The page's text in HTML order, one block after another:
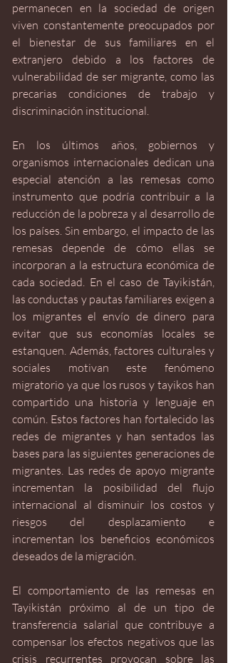
permanecen en la sociedad de origen
viven constantemente preocupados por
el bienestar de sus familiares en el
extranjero debido a los factores de
vulnerabilidad de ser migrante, como las
precarias condiciones de trabajo y
discriminación institucional.
En los últimos años, gobiernos y
organismos internacionales dedican una
especial atención a las remesas como
instrumento que podría contribuir a la
reducción de la pobreza y al desarrollo de
los países. Sin embargo, el impacto de las
remesas depende de cómo ellas se
incorporan a la estructura económica de
cada sociedad. En el caso de Tayikistán,
las conductas y pautas familiares exigen a
los migrantes el envío de dinero para
evitar que sus economías locales se
estanquen. Además, factores culturales y
sociales motivan este fenómeno
migratorio ya que los rusos y tayikos han
compartido una historia y lenguaje en
común. Estos factores han fortalecido las
redes de migrantes y han sentados las
bases para las siguientes generaciones de
migrantes. Las redes de apoyo migrante
incrementan la posibilidad del flujo
internacional al disminuir los costos y
riesgos del desplazamiento e
incrementan los beneficios económicos
deseados de la migración.
El comportamiento de las remesas en
Tayikistán próximo al de un tipo de
transferencia salarial que contribuye a
compensar los efectos negativos que las
crisis recurrentes provocan sobre las